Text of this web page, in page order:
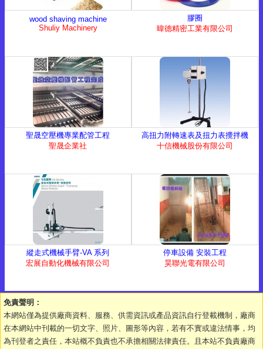
wood shaving machine
Shuliy Machinery
膠圈
暐德精密工業有限公司
聖晟空壓機專業配管工程
聖晟企業社
高扭力附轉速表及扭力表攪拌機
十信機械股份有限公司
縱走式機械手臂-VA 系列
宏展自動化機械有限公司
停車設備 安裝工程
昊聯光電有限公司
免責聲明：
本網站僅為提供廠商資料、服務、供需資訊或產品資訊自行登載機制，廠商
在本網站中刊載的一切文字、照片、圖形等內容，若有不實或違法情事，均
為刊登者之責任，本站概不負責也不承擔相關法律責任。且本站不負責廠商